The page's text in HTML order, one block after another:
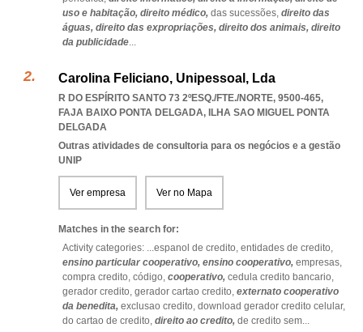
uso e habitação, direito médico, das sucessões, direito das
águas, direito das expropriações, direito dos animais, direito
da publicidade...
Carolina Feliciano, Unipessoal, Lda
R DO ESPÍRITO SANTO 73 2ºESQ./FTE./NORTE, 9500-465,
FAJA BAIXO PONTA DELGADA, ILHA SAO MIGUEL PONTA
DELGADA
Outras atividades de consultoria para os negócios e a gestão
UNIP
Ver empresa Ver no Mapa
Matches in the search for:
Activity categories: ...espanol de credito, entidades de credito,
ensino particular cooperativo, ensino cooperativo, empresas,
compra credito, código, cooperativo, cedula credito bancario,
gerador credito, gerador cartao credito, externato cooperativo
da benedita, exclusao credito, download gerador credito celular,
do cartao de credito, direito ao credito, de credito sem...